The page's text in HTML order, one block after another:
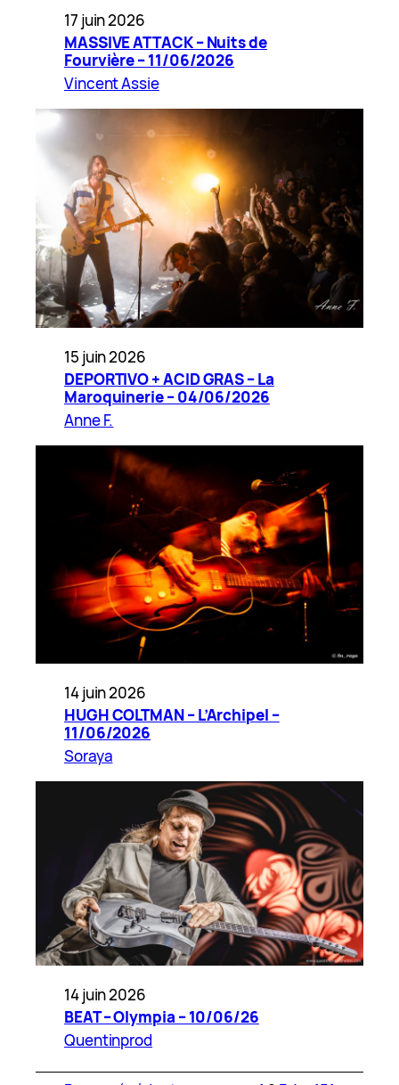
17 juin 2026
MASSIVE ATTACK – Nuits de
Fourvière – 11/06/2026
Vincent Assie
15 juin 2026
DEPORTIVO + ACID GRAS – La
Maroquinerie – 04/06/2026
Anne F.
14 juin 2026
HUGH COLTMAN – L’Archipel –
11/06/2026
Soraya
14 juin 2026
BEAT – Olympia – 10/06/26
Quentinprod